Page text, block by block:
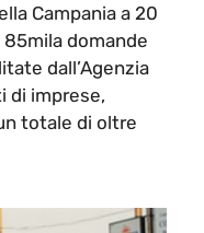
Campania a 20
85mila domande
dall’Agenzia
di imprese,
totale di oltre